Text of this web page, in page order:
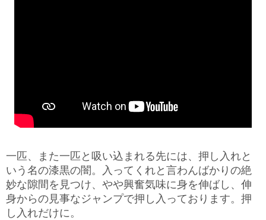
一匹、また一匹と吸い込まれる先には、押し入れと
いう名の漆黒の闇。入ってくれと言わんばかりの絶
妙な隙間を見つけ、やや興奮気味に身を伸ばし、伸
身からの見事なジャンプで押し入っております。押
し入れだけに。